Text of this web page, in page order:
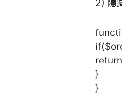
2) 隱
}
}